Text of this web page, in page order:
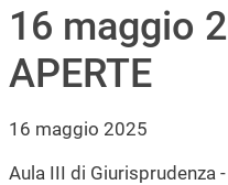
16 maggio
APERTE
16 maggio 2025
Aula III di Giurisprudenza